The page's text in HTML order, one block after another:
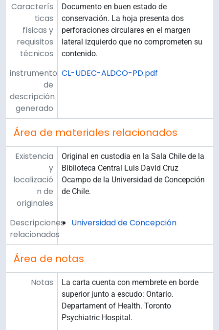
Caracterís
ticas
físicas y
requisitos
técnicos
Documento en buen estado de
conservación. La hoja presenta dos
perforaciones circulares en el margen
lateral izquierdo que no comprometen su
contenido.
instrumento
de
descripción
generado
CL-UDEC-ALDCO-PD.pdf
Área de materiales relacionados
Existencia
y
localizació
n de
originales
Original en custodia en la Sala Chile de la
Biblioteca Central Luis David Cruz
Ocampo de la Universidad de Concepción
de Chile.
Descripciones
relacionadas
Universidad de Concepción
Área de notas
Notas
La carta cuenta con membrete en borde
superior junto a escudo: Ontario.
Departament of Health. Toronto
Psychiatric Hospital.